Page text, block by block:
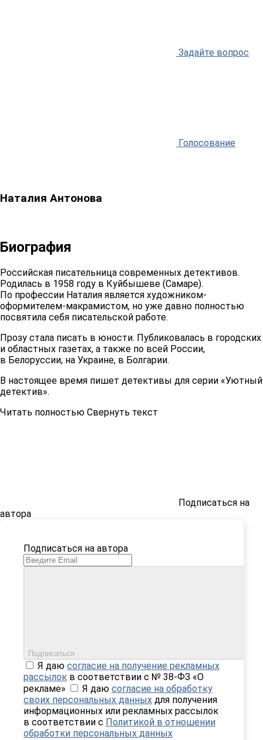
Задайте вопрос
Голосование
Наталия Антонова
Биография
Российская писательница современных детективов.
Родилась в 1958 году в Куйбышеве (Самаре).
По профессии Наталия является художником-
оформителем-макрамистом, но уже давно полностью
посвятила себя писательской работе.
Прозу стала писать в юности. Публиковалась в городских
и областных газетах, а также по всей России,
в Белоруссии, на Украине, в Болгарии.
В настоящее время пишет детективы для серии «Уютный
детектив».
Читать полностью Свернуть текст
Подписаться на
автора
Подписаться на автора
Подписаться
Я даю согласие на получение рекламных
рассылок в соответствии с № 38-ФЗ «О
рекламе»
Я даю согласие на обработку
своих персональных данных для получения
информационных или рекламных рассылок
в соответствии с Политикой в отношении
обработки персональных данных